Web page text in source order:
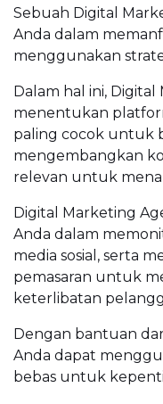
Sebuah Digital
Anda dalam
menggunakan
Dalam hal ini,
menentukan
paling cocok untuk
mengembangkan
relevan untuk
Digital Marketing
Anda dalam
media sosial, serta
pemasaran untuk
keterlibatan
Dengan bantuan
Anda dapat
bebas untuk